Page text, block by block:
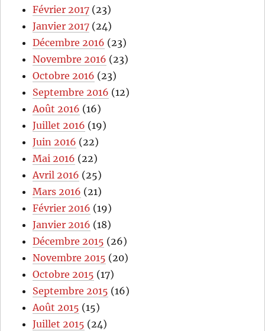
Février 2017 (23)
Janvier 2017 (24)
Décembre 2016 (23)
Novembre 2016 (23)
Octobre 2016 (23)
Septembre 2016 (12)
Août 2016 (16)
Juillet 2016 (19)
Juin 2016 (22)
Mai 2016 (22)
Avril 2016 (25)
Mars 2016 (21)
Février 2016 (19)
Janvier 2016 (18)
Décembre 2015 (26)
Novembre 2015 (20)
Octobre 2015 (17)
Septembre 2015 (16)
Août 2015 (15)
Juillet 2015 (24)